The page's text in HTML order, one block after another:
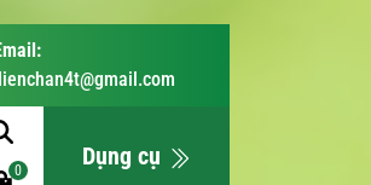
0 Dụng cụ